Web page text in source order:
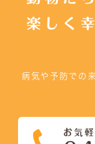
楽しく
病気や予防での